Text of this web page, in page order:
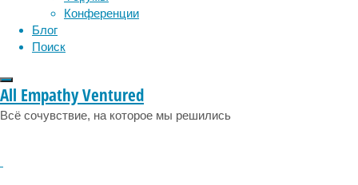
Конференции
Блог
Поиск
All Empathy Ventured
Всё сочувствие, на которое мы решились
когнитивными
проблемами
у
которых
никаких
эмоции эпидемия